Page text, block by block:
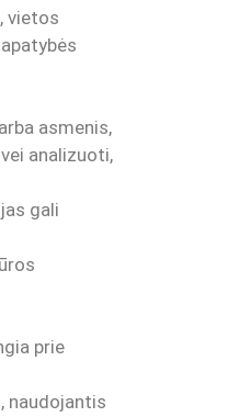
vietos
asmenis,
analizuoti,
gali
prie
naudojantis